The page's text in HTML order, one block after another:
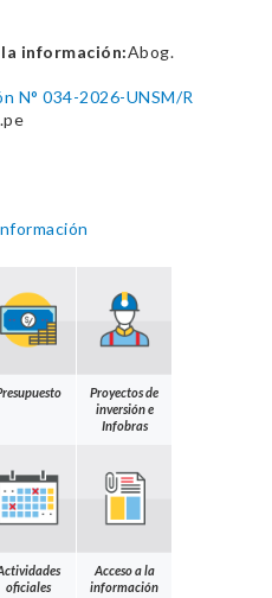
la información:Abog.
N° 034-2026-UNSM/R
Proyectos de
inversión e
Infobras
oficiales
Acceso a la
información